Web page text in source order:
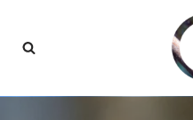
Aller